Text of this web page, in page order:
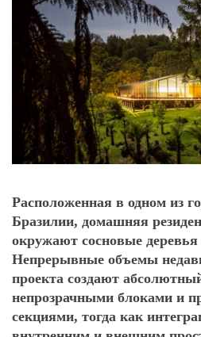
Расположенная в одном из
Бразилии, домашняя
окружают сосновые
Непрерывные объемы
проекта создают
непрозрачными блоками и
секциями, тогда как